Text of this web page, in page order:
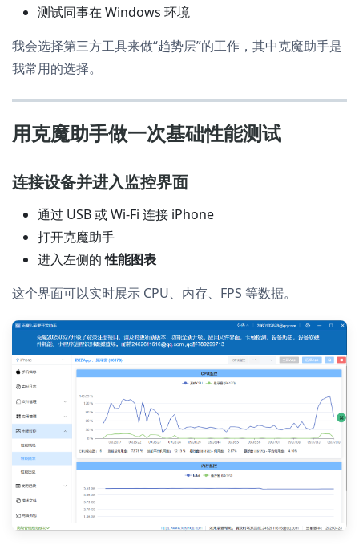
测试同事在 Windows 环境
我会选择第三方工具来做“趋势层”的工作，其中克魔助手是
我常用的选择。
用克魔助手做一次基础性能测试
连接设备并进入监控界面
通过 USB 或 Wi-Fi 连接 iPhone
打开克魔助手
进入左侧的性能图表
这个界面可以实时展示 CPU、内存、FPS 等数据。